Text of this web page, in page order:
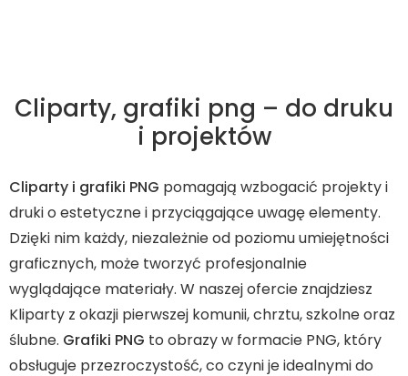
Cliparty, grafiki png – do druku
i projektów
Cliparty i grafiki PNG pomagają wzbogacić projekty i
druki o estetyczne i przyciągające uwagę elementy.
Dzięki nim każdy, niezależnie od poziomu umiejętności
graficznych, może tworzyć profesjonalnie
wyglądające materiały. W naszej ofercie znajdziesz
Kliparty z okazji pierwszej komunii, chrztu, szkolne oraz
ślubne. Grafiki PNG to obrazy w formacie PNG, który
obsługuje przezroczystość, co czyni je idealnymi do